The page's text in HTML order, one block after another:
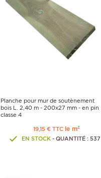
Planche pour mur de soutènement
bois L. 2,40 m - 200x27 mm - en pin
classe 4
19,15 € TTC le m²
EN STOCK - QUANTITÉ : 537